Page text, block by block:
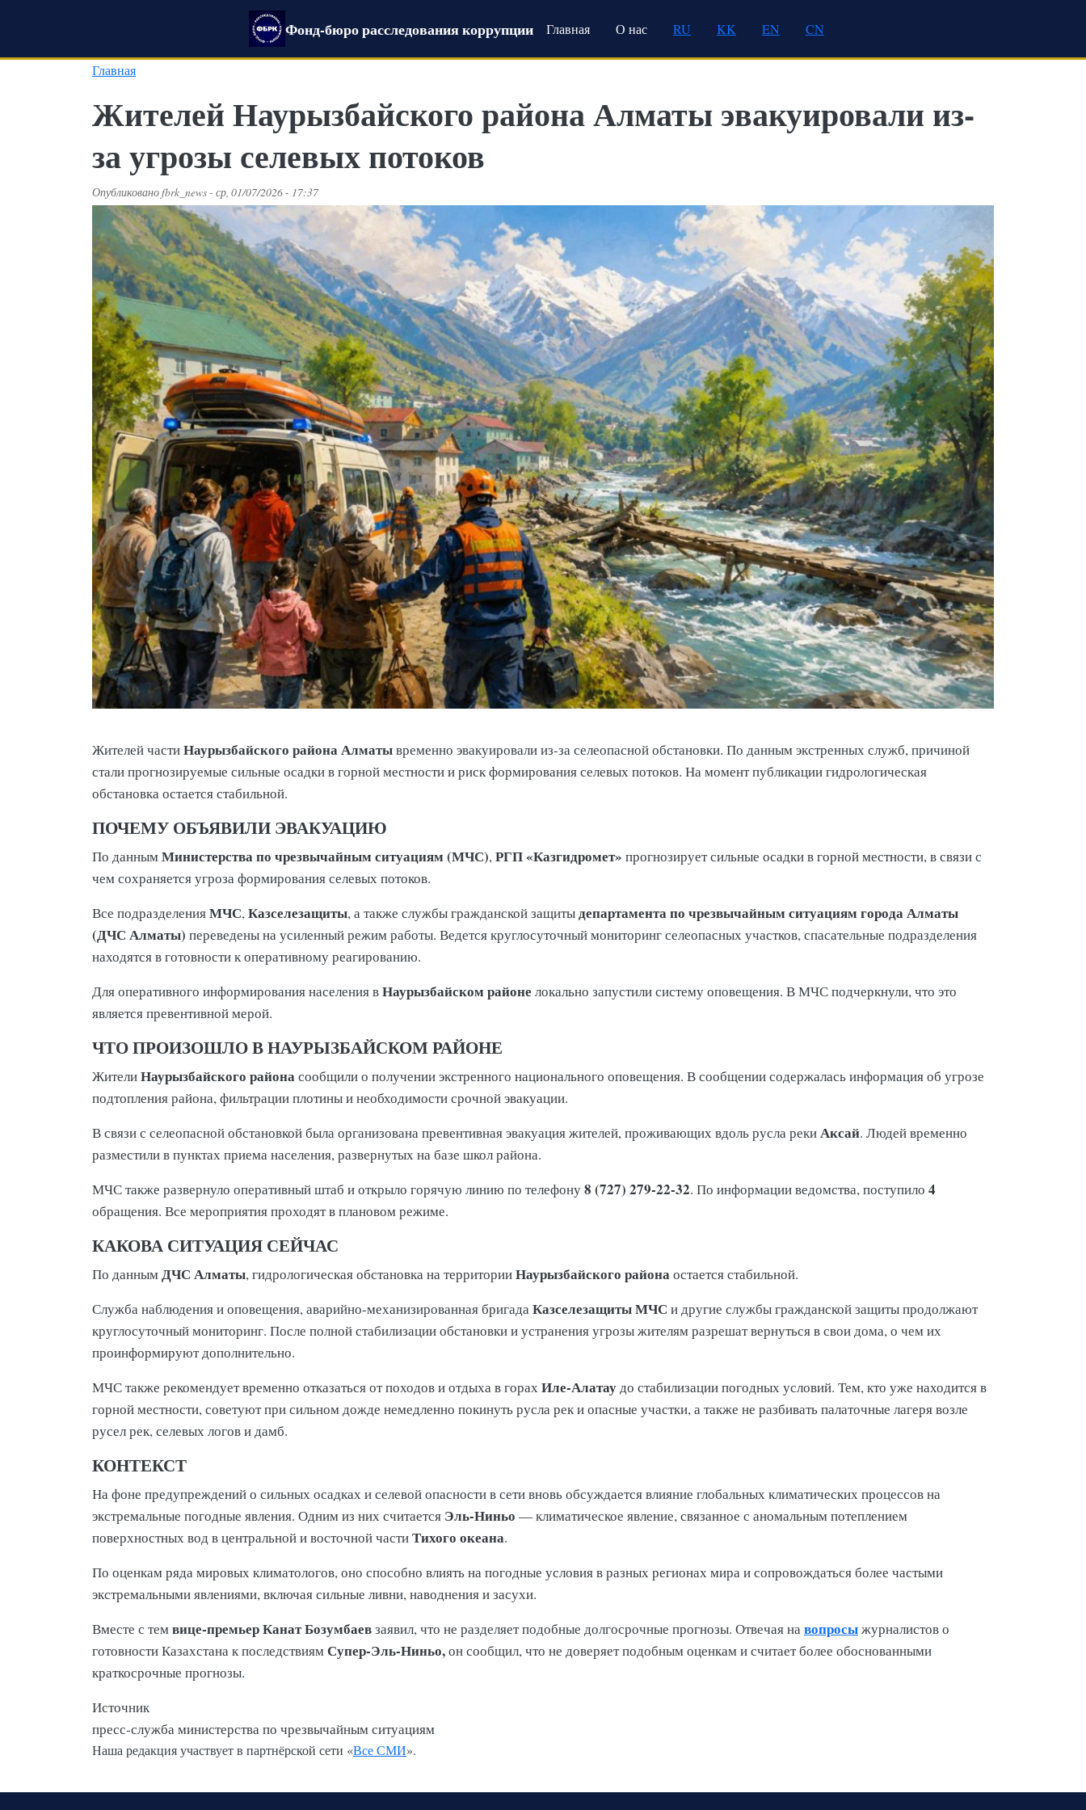
Фонд-бюро расследования коррупцииMain navigation
Главная О нас RU KK EN CN
Главная
Жителей Наурызбайского района Алматы эвакуировали из-
за угрозы селевых потоков
Опубликованоfbrk_news- ср, 01/07/2026 - 17:37
Жителей частиНаурызбайского района Алматывременно эвакуировали из-за селеопасной обстановки. По данным экстренных служб, причиной
стали прогнозируемые сильные осадки в горной местности и риск формирования селевых потоков. На момент публикации гидрологическая
обстановка остается стабильной.
ПОЧЕМУ ОБЪЯВИЛИ ЭВАКУАЦИЮ
По даннымМинистерства по чрезвычайным ситуациям (МЧС),РГП «Казгидромет» прогнозирует сильные осадки в горной местности, в связи с
чем сохраняется угроза формирования селевых потоков.
Все подразделенияМЧС,Казселезащиты, а также службы гражданской защитыдепартамента по чрезвычайным ситуациям города Алматы
(ДЧС Алматы) переведены на усиленный режим работы. Ведется круглосуточный мониторинг селеопасных участков, спасательные подразделения
находятся в готовности к оперативному реагированию.
Для оперативного информирования населения вНаурызбайском районе локально запустили систему оповещения. В МЧС подчеркнули, что это
является превентивной мерой.
ЧТО ПРОИЗОШЛО В НАУРЫЗБАЙСКОМ РАЙОНЕ
ЖителиНаурызбайского районасообщили о получении экстренного национального оповещения. В сообщении содержалась информация об угрозе
подтопления района, фильтрации плотины и необходимости срочной эвакуации.
В связи с селеопасной обстановкой была организована превентивная эвакуация жителей, проживающих вдоль русла рекиАксай. Людей временно
разместили в пунктах приема населения, развернутых на базе школ района.
МЧС также развернуло оперативный штаб и открыло горячую линию по телефону8 (727) 279-22-32. По информации ведомства, поступило 4
обращения. Все мероприятия проходят в плановом режиме.
КАКОВА СИТУАЦИЯ СЕЙЧАС
По даннымДЧС Алматы, гидрологическая обстановка на территорииНаурызбайского районаостается стабильной.
Служба наблюдения и оповещения, аварийно-механизированная бригадаКазселезащиты МЧС и другие службы гражданской защиты продолжают
круглосуточный мониторинг. После полной стабилизации обстановки и устранения угрозы жителям разрешат вернуться в свои дома, о чем их
проинформируют дополнительно.
МЧС также рекомендует временно отказаться от походов и отдыха в горахИле-Алатаудо стабилизации погодных условий. Тем, кто уже находится в
горной местности, советуют при сильном дожде немедленно покинуть русла рек и опасные участки, а также не разбивать палаточные лагеря возле
русел рек, селевых логов и дамб.
КОНТЕКСТ
На фоне предупреждений о сильных осадках и селевой опасности в сети вновь обсуждается влияние глобальных климатических процессов на
экстремальные погодные явления. Одним из них считается Эль-Ниньо — климатическое явление, связанное с аномальным потеплением
поверхностных вод в центральной и восточной частиТихого океана.
По оценкам ряда мировых климатологов, оно способно влиять на погодные условия в разных регионах мира и сопровождаться более частыми
экстремальными явлениями, включая сильные ливни, наводнения и засухи.
Вместе с темвице-премьер Канат Бозумбаевзаявил, что не разделяет подобные долгосрочные прогнозы. Отвечая навопросыжурналистов о
готовности Казахстана к последствиямСупер-Эль-Ниньо,он сообщил, что не доверяет подобным оценкам и считает более обоснованными
краткосрочные прогнозы.
Источник
пресс-служба министерства по чрезвычайным ситуациям
Наша редакция участвует в партнёрской сети «Все СМИ».